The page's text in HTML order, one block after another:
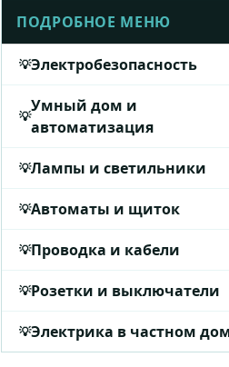
ПОДРОБНОЕ МЕНЮ
Электробезопасность
Умный дом и
автоматизация
Лампы и светильники
Автоматы и щиток
Проводка и кабели
Розетки и выключатели
Электрика в частном